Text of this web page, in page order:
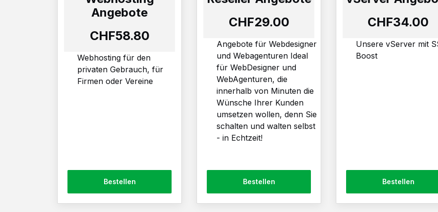
Alle Angebote
Werden Sie
unsere Kundenvorteile
Angebote
CHF58.80
Webhosting für den
privaten Gebrauch, für
Firmen oder Vereine
Bestellen
CHF29.00
Angebote für Webdesigner
und Webagenturen Ideal
für WebDesigner und
WebAgenturen, die
innerhalb von Minuten die
Wünsche Ihrer Kunden
umsetzen wollen, denn Sie
schalten und walten selbst
- in Echtzeit!
Bestellen
CHF34.00
Unsere vServer mit
Boost
Bestellen